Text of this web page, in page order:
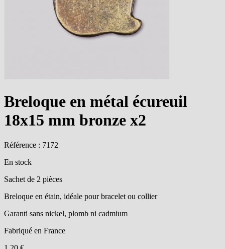
Breloque en métal écureuil
18x15 mm bronze x2
Référence : 7172
En stock
Sachet de 2 pièces
Breloque en étain, idéale pour bracelet ou collier
Garanti sans nickel, plomb ni cadmium
Fabriqué en France